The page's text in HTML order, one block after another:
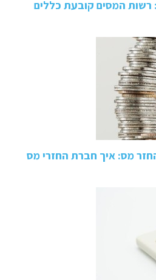
המסים קובעת כללים
מס: איך חברת החזרי מס